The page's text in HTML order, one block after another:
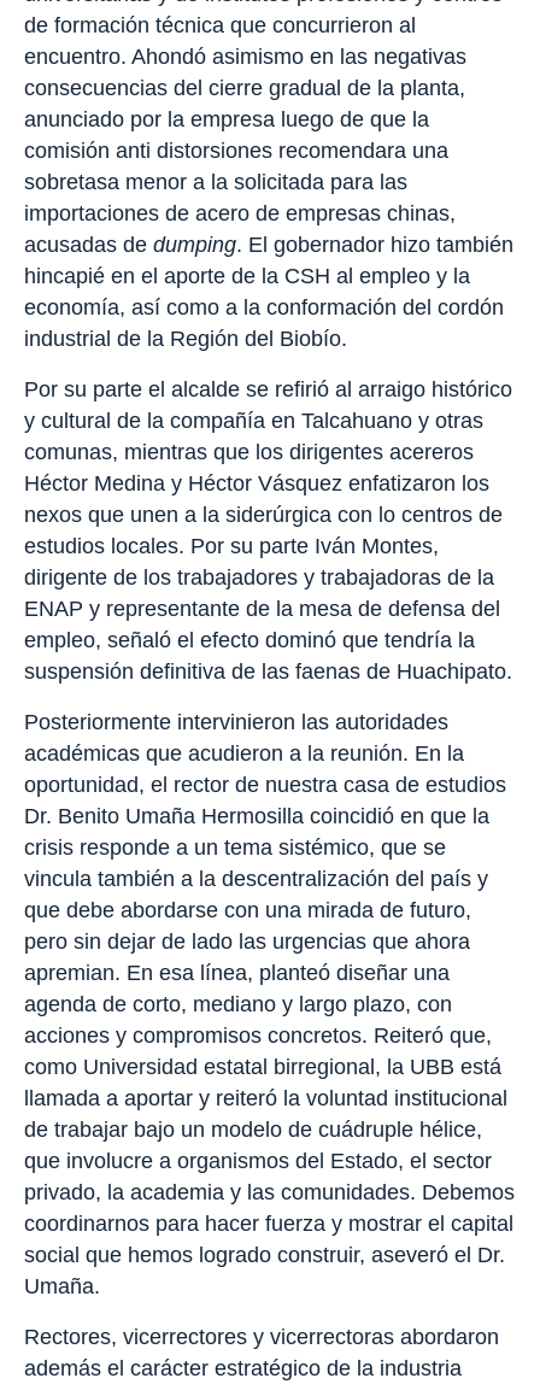
de formación técnica que concurrieron al
encuentro. Ahondó asimismo en las negativas
consecuencias del cierre gradual de la planta,
anunciado por la empresa luego de que la
comisión anti distorsiones recomendara una
sobretasa menor a la solicitada para las
importaciones de acero de empresas chinas,
acusadas de dumping. El gobernador hizo también
hincapié en el aporte de la CSH al empleo y la
economía, así como a la conformación del cordón
industrial de la Región del Biobío.
Por su parte el alcalde se refirió al arraigo histórico
y cultural de la compañía en Talcahuano y otras
comunas, mientras que los dirigentes acereros
Héctor Medina y Héctor Vásquez enfatizaron los
nexos que unen a la siderúrgica con lo centros de
estudios locales. Por su parte Iván Montes,
dirigente de los trabajadores y trabajadoras de la
ENAP y representante de la mesa de defensa del
empleo, señaló el efecto dominó que tendría la
suspensión definitiva de las faenas de Huachipato.
Posteriormente intervinieron las autoridades
académicas que acudieron a la reunión. En la
oportunidad, el rector de nuestra casa de estudios
Dr. Benito Umaña Hermosilla coincidió en que la
crisis responde a un tema sistémico, que se
vincula también a la descentralización del país y
que debe abordarse con una mirada de futuro,
pero sin dejar de lado las urgencias que ahora
apremian. En esa línea, planteó diseñar una
agenda de corto, mediano y largo plazo, con
acciones y compromisos concretos. Reiteró que,
como Universidad estatal birregional, la UBB está
llamada a aportar y reiteró la voluntad institucional
de trabajar bajo un modelo de cuádruple hélice,
que involucre a organismos del Estado, el sector
privado, la academia y las comunidades. Debemos
coordinarnos para hacer fuerza y mostrar el capital
social que hemos logrado construir, aseveró el Dr.
Umaña.
Rectores, vicerrectores y vicerrectoras abordaron
además el carácter estratégico de la industria